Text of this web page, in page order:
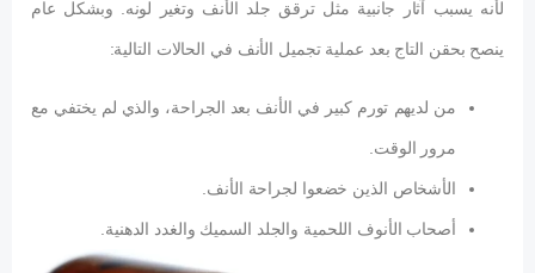
لأنه يسبب آثار جانبية مثل ترقق جلد الأنف وتغير لونه. وبشكل عام
ينصح بحقن التاج بعد عملية تجميل الأنف في الحالات التالية:
من لديهم تورم كبير في الأنف بعد الجراحة، والذي لم يختفي مع
مرور الوقت.
الأشخاص الذين خضعوا لجراحة الأنف.
أصحاب الأنوف اللحمية والجلد السميك والغدد الدهنية.